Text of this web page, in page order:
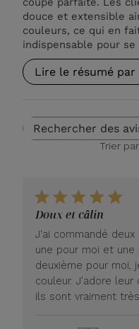
douce et extensible
couleurs, ce qui en
indispensable pour
Lire le résumé par
Trier par
Doux et câlin
J'ai commandé
une pour moi et une
deuxième pour moi,
couleur. J'adore
ils sont vraiment